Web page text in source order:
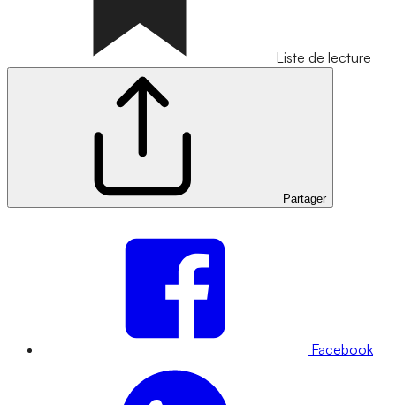
Liste de lecture
Partager
Facebook